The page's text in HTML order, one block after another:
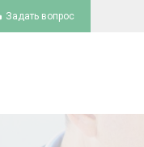
Задать вопрос